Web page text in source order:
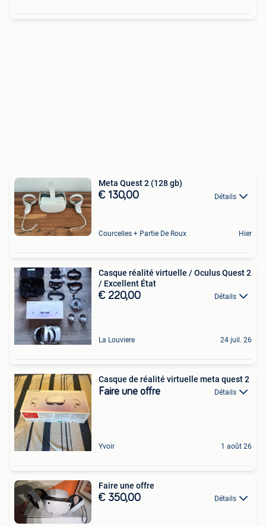
Meta Quest 2 (128 gb)
€ 130,00 Détails
Courcelles + Partie De Roux Hier
Casque réalité virtuelle / Oculus Quest 2
/ Excellent État
€ 220,00 Détails
La Louviere 24 juil. 26
Casque de réalité virtuelle meta quest 2
Faire une offre Détails
Yvoir 1 août 26
Faire une offre
€ 350,00 Détails